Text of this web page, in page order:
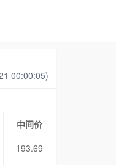
00:00:05)
中间价
193.69